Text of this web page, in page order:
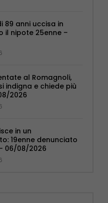
89 anni uccisa in
il nipote 25enne –
al Romagnoli,
indigna e chiede più
2026
in un
19enne denunciato
06/08/2026